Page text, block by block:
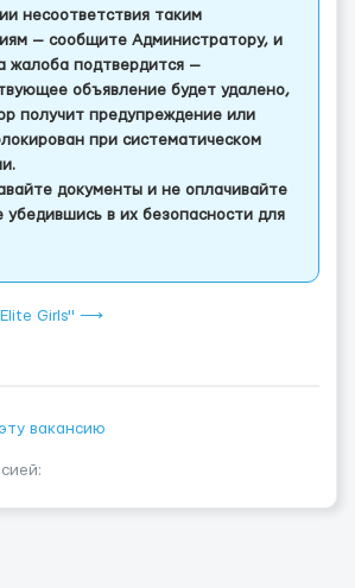
несоответствия таким
— сообщите Администратору, и
жалоба подтвердится —
объявление будет удалено,
получит предупреждение или
при систематическом
документы и не оплачивайте
убедившись в их безопасности для
Girls" ⟶
вакансию